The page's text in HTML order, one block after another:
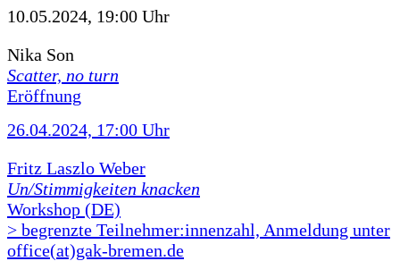
10.05.2024, 19:00 Uhr
Nika Son
Scatter, no turn
Eröffnung
26.04.2024, 17:00 Uhr
Fritz Laszlo Weber
Un/Stimmigkeiten knacken
Workshop (DE)
> begrenzte Teilnehmer:innenzahl, Anmeldung unter
office(at)gak-bremen.de